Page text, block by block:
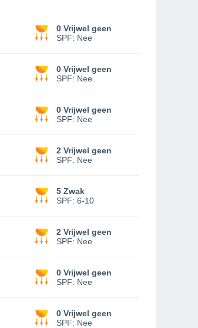
0 Vrijwel geen
SPF: Nee
0 Vrijwel geen
SPF: Nee
0 Vrijwel geen
SPF: Nee
2 Vrijwel geen
SPF: Nee
5 Zwak
SPF: 6-10
2 Vrijwel geen
SPF: Nee
0 Vrijwel geen
SPF: Nee
0 Vrijwel geen
SPF: Nee